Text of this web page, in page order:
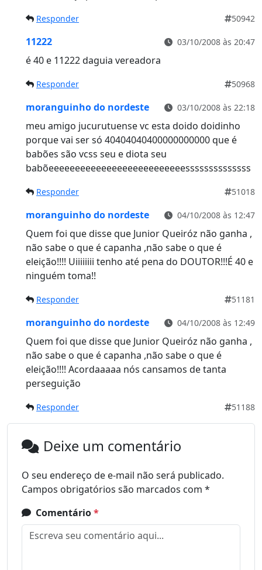
Responder 50942
11222 03/10/2008 às 20:47
é 40 e 11222 daguia vereadora
Responder 50968
moranguinho do nordeste 03/10/2008 às 22:18
meu amigo jucurutuense vc esta doido doidinho
porque vai ser só 40404040400000000000 que é
babões são vcss seu e diota seu
babõeeeeeeeeeeeeeeeeeeeeeeeeeessssssssssssss
Responder 51018
moranguinho do nordeste 04/10/2008 às 12:47
Quem foi que disse que Junior Queiróz não ganha ,
não sabe o que é capanha ,não sabe o que é
eleição!!!! Uiiiiiiii tenho até pena do DOUTOR!!!É 40 e
ninguém toma!!
Responder 51181
moranguinho do nordeste 04/10/2008 às 12:49
Quem foi que disse que Junior Queiróz não ganha ,
não sabe o que é capanha ,não sabe o que é
eleição!!!! Acordaaaaa nós cansamos de tanta
perseguição
Responder 51188
Deixe um comentário
O seu endereço de e-mail não será publicado.
Campos obrigatórios são marcados com *
Comentário*